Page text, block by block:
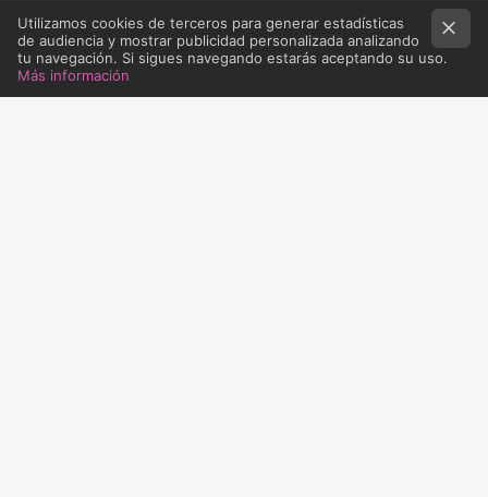
Utilizamos cookies de terceros para generar estadísticas
de audiencia y mostrar publicidad personalizada analizando
tu navegación. Si sigues navegando estarás aceptando su uso.
Más información